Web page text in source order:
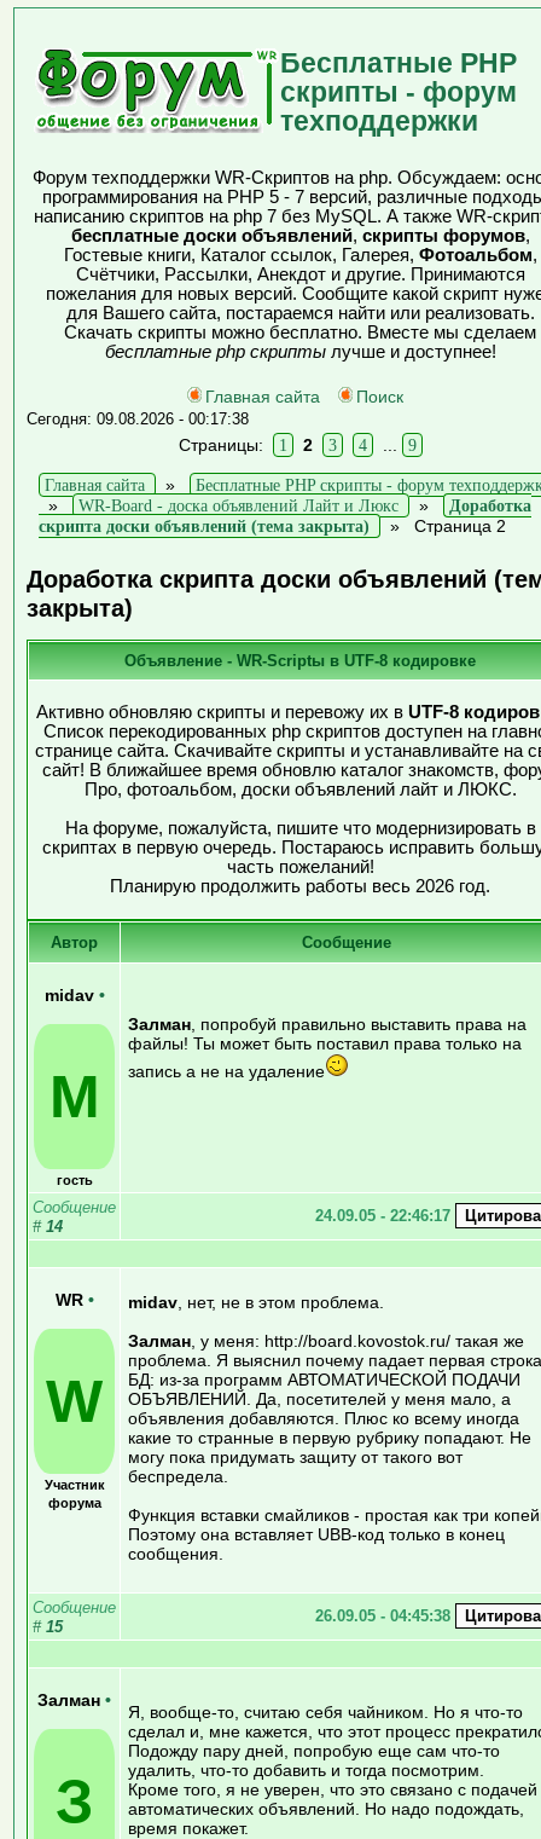
Бесплатные PHP
скрипты - форум
техподдержки
Форум техподдержки WR-Скриптов на php. Обсуждаем:
программирования на PHP 5 - 7 версий, различные
написанию скриптов на php 7 без MySQL. А также WR-
бесплатные доски объявлений, скрипты форумов,
Гостевые книги, Каталог ссылок, Галерея, Фотоальбом,
Счётчики, Рассылки, Анекдот и другие. Принимаются
пожелания для новых версий. Сообщите какой скрипт
для Вашего сайта, постараемся найти или реализовать.
Скачать скрипты можно бесплатно. Вместе мы сделаем
бесплатные php скриптылучше и доступнее!
Главная сайта Поиск
Сегодня: 09.08.2026 - 00:17:38
Страницы: 1 2 3 4 9
Главная сайта »
Бесплатные PHP скрипты - форум
»
WR-Board - доска объявлений Лайт и Люкс »
Доработка
скрипта доски объявлений (тема закрыта)
» Страница 2
Доработка скрипта доски объявлений
закрыта)
Объявление - WR-Scriptы в UTF-8 кодировке
Активно обновляю скрипты и перевожу их в UTF-8
Список перекодированных php скриптов доступен на
странице сайта. Скачивайте скрипты и устанавливайте на
сайт! В ближайшее время обновлю каталог знакомств,
Про, фотоальбом, доски объявлений лайт и ЛЮКС.
На форуме, пожалуйста, пишите что модернизировать в
скриптах в первую очередь. Постараюсь исправить
часть пожеланий!
Планирую продолжить работы весь 2026 год.
Автор Сообщение
midav •
M
гость
Залман , попробуй правильно выставить права на
файлы! Ты может быть поставил права только на
запись а не на удаление
Сообщение
# 14
24.09.05 - 22:46:17
WR •
W
Участник
форума
midav , нет, не в этом проблема.
Залман , у меня: http://board.kovostok.ru/ такая же
проблема. Я выяснил почему падает первая
БД: из-за программ АВТОМАТИЧЕСКОЙ ПОДАЧИ
ОБЪЯВЛЕНИЙ. Да, посетителей у меня мало, а
объявления добавляются. Плюс ко всему иногда
какие то странные в первую рубрику попадают. Не
могу пока придумать защиту от такого вот
беспредела.
Функция вставки смайликов - простая как три
Поэтому она вставляет UBB-код только в конец
сообщения.
Сообщение
# 15
26.09.05 - 04:45:38
Залман •
З
Я, вообще-то, считаю себя чайником. Но я что-то
сделал и, мне кажется, что этот процесс
Подожду пару дней, попробую еще сам что-то
удалить, что-то добавить и тогда посмотрим.
Кроме того, я не уверен, что это связано с подачей
автоматических объявлений. Но надо подождать,
время покажет.